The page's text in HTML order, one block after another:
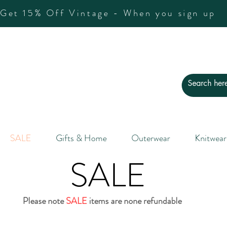
Get 15% Off Vintage - When you sign up
SALE Gifts & Home Outerwear Knitwear
SALE
Please noteSALEitems are none refundable